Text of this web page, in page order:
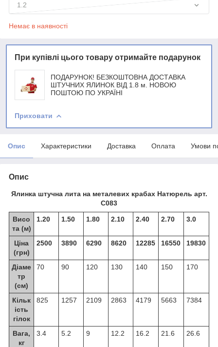
1.2
Немає в наявності
При купівлі цього товару отримайте подарунок
ПОДАРУНОК! БЕЗКОШТОВНА ДОСТАВКА
ШТУЧНИХ ЯЛИНОК ВІД 1.8 м. НОВОЮ
ПОШТОЮ ПО УКРАЇНІ
Приховати
Опис Характеристики Доставка Оплата Умови
Опис
Ялинка штучна лита на металевих крабах Натюрель арт.
С083
Висо
та (м)
1.20 1.50 1.80 2.10 2.40 2.70 3.0
Ціна
(грн)
2500 3890 6290 8620 12285 16550 19830
Діаме
тр
(см)
70 90 120 130 140 150 170
Кільк
ість
гілок
825 1257 2109 2863 4179 5663 7384
Вага,
кг
3.4 5.2 9 12.2 16.2 21.6 26.6